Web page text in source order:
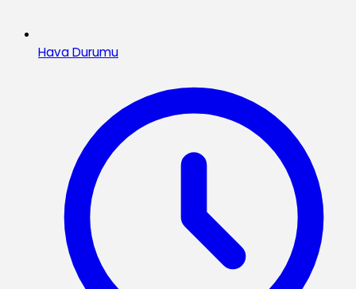
Hava Durumu